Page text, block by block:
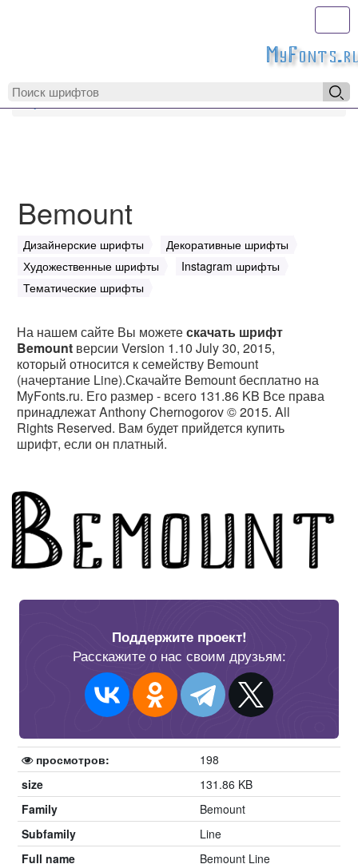
MyFonts.ru
Bemount
Дизайнерские шрифты
Декоративные шрифты
Художественные шрифты
Instagram шрифты
Тематические шрифты
На нашем сайте Вы можетескачать шрифт
Bemount версии Version 1.10 July 30, 2015,
который относится к семейству Bemount
(начертание Line).Скачайте Bemount бесплатно на
MyFonts.ru. Его размер - всего 131.86 KB Все права
принадлежат Anthony Chernogorov © 2015. All
Rights Reserved. Вам будет прийдется купить
шрифт, если он платный.
Поддержите проект!
Расскажите о нас своим друзьям:
просмотров:
198
size
131.86 KB
Family
Bemount
Subfamily
Line
Full name
Bemount Line